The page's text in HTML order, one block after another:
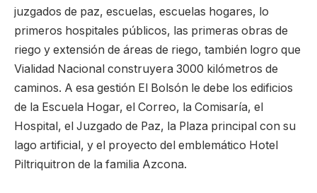
juzgados de paz, escuelas, escuelas hogares, lo
primeros hospitales públicos, las primeras obras de
riego y extensión de áreas de riego, también logro que
Vialidad Nacional construyera 3000 kilómetros de
caminos. A esa gestión El Bolsón le debe los edificios
de la Escuela Hogar, el Correo, la Comisaría, el
Hospital, el Juzgado de Paz, la Plaza principal con su
lago artificial, y el proyecto del emblemático Hotel
Piltriquitron de la familia Azcona.